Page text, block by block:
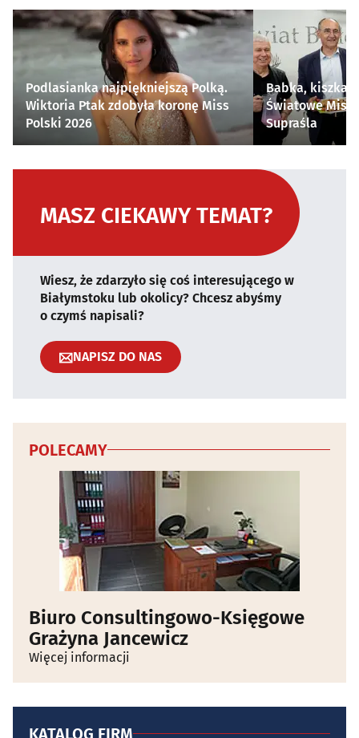
Podlasianka najpiękniejszą Polką.
Wiktoria Ptak zdobyła koronę Miss
Polski 2026
Babka, kiszka i
Światowe
Supraśla
MASZ CIEKAWY TEMAT?
Wiesz, że zdarzyło się coś interesującego w
Białymstoku lub okolicy? Chcesz abyśmy
o czymś napisali?
NAPISZ DO NAS
POLECAMY
Biuro Consultingowo-Księgowe
Grażyna Jancewicz
Więcej informacji
KATALOG FIRM